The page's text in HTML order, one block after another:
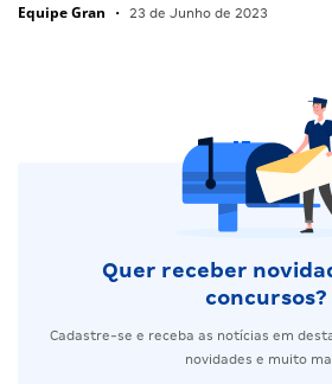
Equipe Gran • 23 de Junho de 2023
Quer receber
concursos?
Cadastre-se e receba as notícias em
novidades e muito